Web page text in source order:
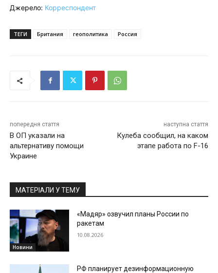
Джерело: Корреспондент
ТЕГИ Британия геополитика Россия
попередня стаття
В ОП указали на
альтернативу помощи
Украине
наступна стаття
Кулеба сообщил, на каком
этапе работа по F-16
МАТЕРІАЛИ У ТЕМУ
Новини
«Мадяр» озвучил планы России по
ракетам
10.08.2026
РФ планирует дезинформационную